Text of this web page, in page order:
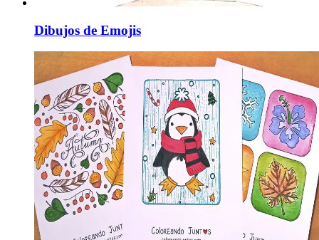
Dibujos de Emojis